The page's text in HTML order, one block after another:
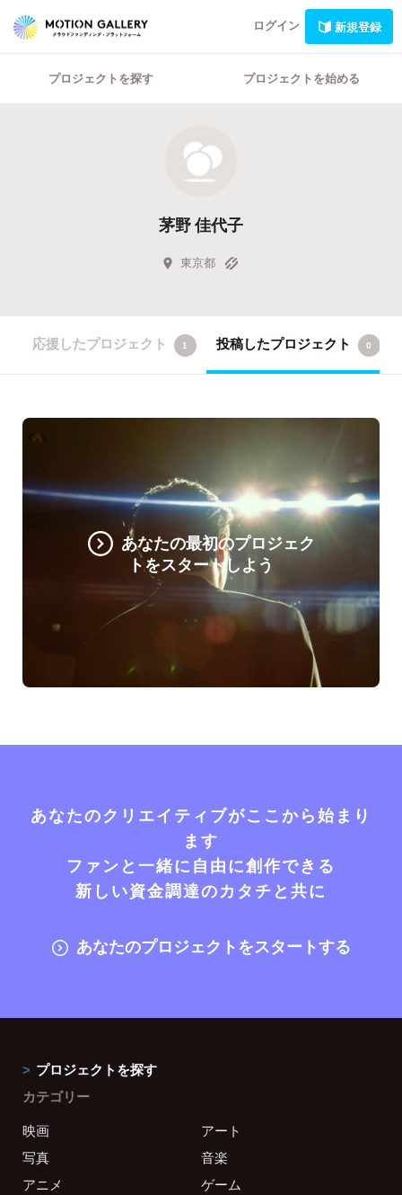
ログイン 新規登録
プロジェクトを探す プロジェクトを始める
茅野 佳代子
東京都
応援したプロジェクト 1 投稿したプロジェクト 0
あなたの最初のプロジェク
トをスタートしよう
あなたのクリエイティブがここから始まり
ます
ファンと一緒に自由に創作できる
新しい資金調達のカタチと共に
あなたのプロジェクトをスタートする
プロジェクトを探す
カテゴリー
映画
アート
写真
音楽
アニメ
ゲーム